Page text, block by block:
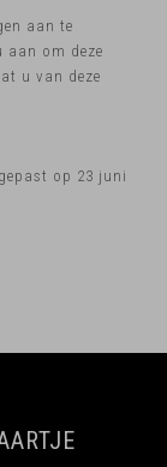
aan te
aan om deze
u van deze
op 23 juni